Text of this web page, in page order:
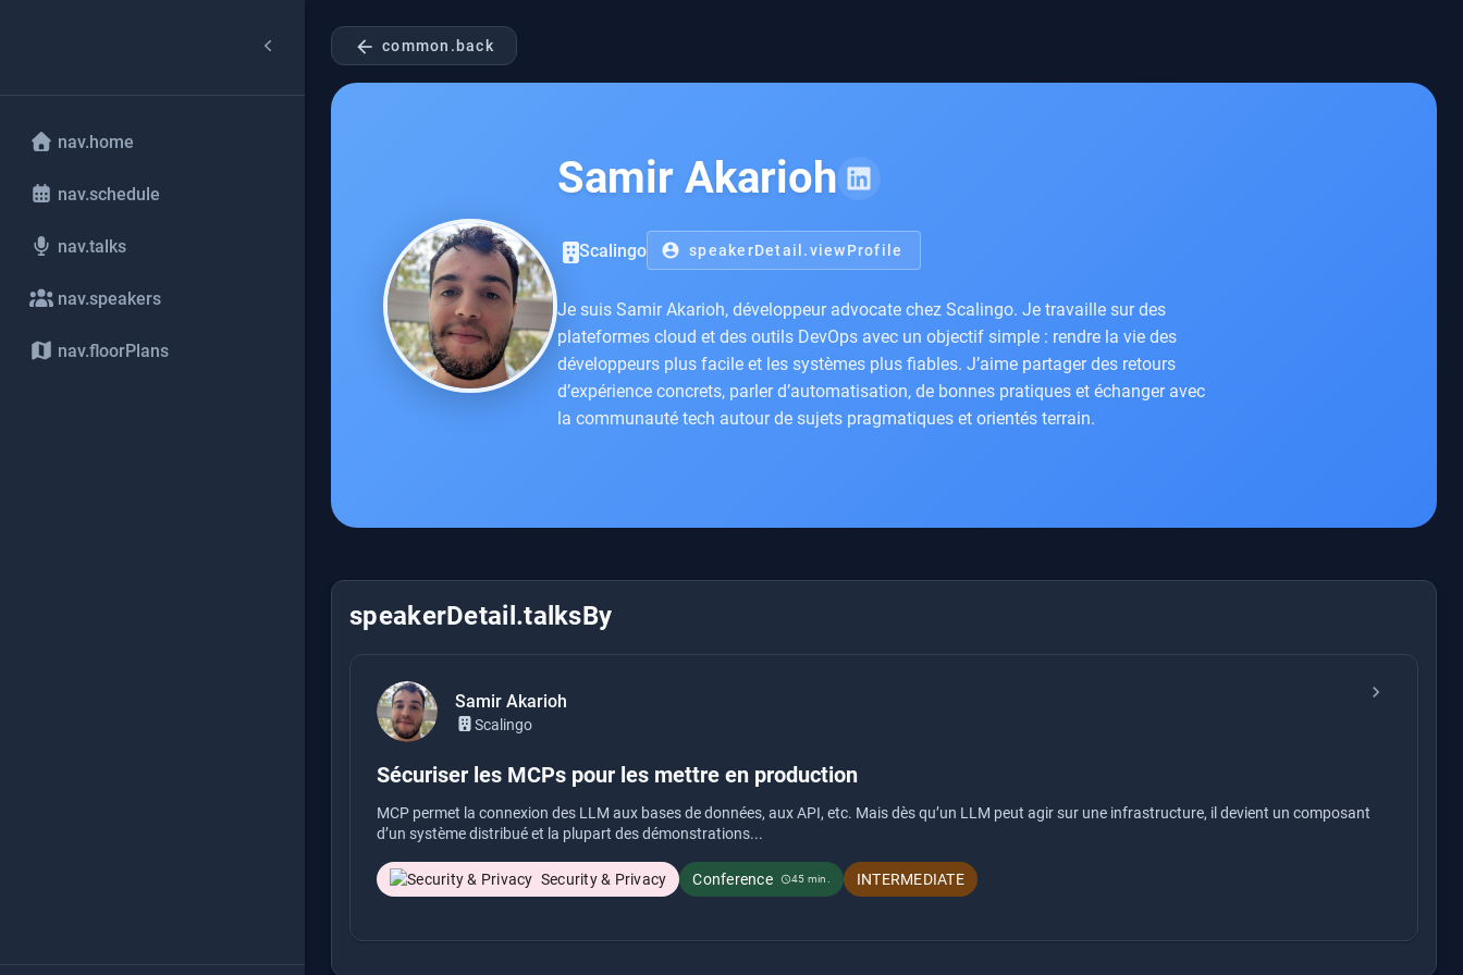
nav.home
nav.schedule
nav.talks
nav.speakers
nav.floorPlans
arrow_back common.back
Samir Akarioh
Scalingo account_circle speakerDetail.viewProfile
Je suis Samir Akarioh, développeur advocate chez Scalingo. Je travaille sur des
plateformes cloud et des outils DevOps avec un objectif simple : rendre la vie des
développeurs plus facile et les systèmes plus fiables. J’aime partager des retours
d’expérience concrets, parler d’automatisation, de bonnes pratiques et échanger avec
la communauté tech autour de sujets pragmatiques et orientés terrain.
speakerDetail.talksBy
Samir Akarioh
Scalingo
chevron_right
Sécuriser les MCPs pour les mettre en production
MCP permet la connexion des LLM aux bases de données, aux API, etc. Mais dès qu’un LLM peut agir sur une infrastructure, il devient un composant
d’un système distribué et la plupart des démonstrations...
Security & Privacy Conference schedule45 min. INTERMEDIATE